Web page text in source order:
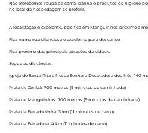
Não oferecemos roupa de cama, banho e produtos de higiene
no local da hospedagem se preferir.
A localização é excelente, pois fica em Manguinhos próximo a
Fica numa rua silenciosa e excelente para descanso.
Fica próximo das principais atrações da cidade.
Segue as distâncias:
Igreja de Santa Rita e Nossa Senhora Desatadora dos Nós: 160
Praia de Geribá: 700 metros (9 minutos de caminhada)
Praia de Manguinhos: 700 metros (9 minutos de caminhada)
Praia da Ferradurinha: 3 km (11 minutos de carro)
Praia da Ferradura: 4 km (11 minutos de carro)